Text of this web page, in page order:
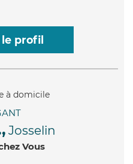
profil
Josselin
Vous